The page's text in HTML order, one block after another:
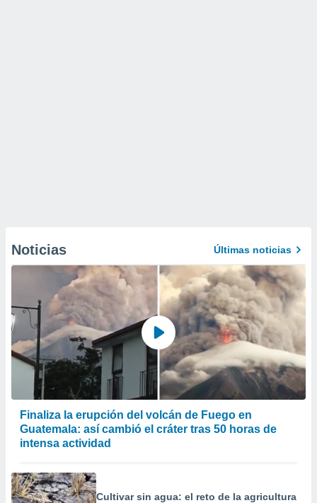
Noticias Últimas noticias
Finaliza la erupción del volcán de Fuego en
Guatemala: así cambió el cráter tras 50 horas de
intensa actividad
Cultivar sin agua: el reto de la agricultura